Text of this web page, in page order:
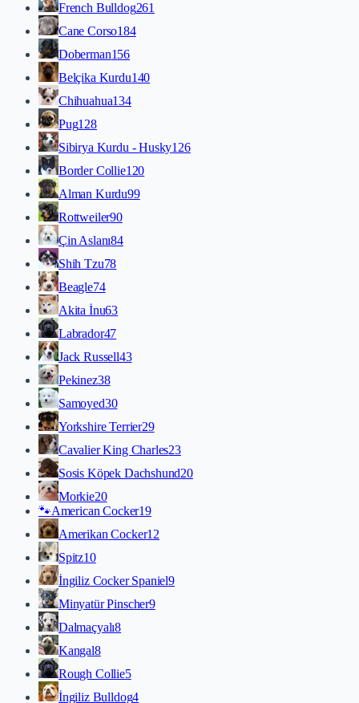
French Bulldog261
Cane Corso184
Doberman156
Belçika Kurdu140
Chihuahua134
Pug128
Sibirya Kurdu - Husky126
Border Collie120
Alman Kurdu99
Rottweiler90
Çin Aslanı84
Shih Tzu78
Beagle74
Akita İnu63
Labrador47
Jack Russell43
Pekinez38
Samoyed30
Yorkshire Terrier29
Cavalier King Charles23
Sosis Köpek Dachshund20
Morkie20
🐾American Cocker19
Amerikan Cocker12
Spitz10
İngiliz Cocker Spaniel9
Minyatür Pinscher9
Dalmaçyalı8
Kangal8
Rough Collie5
İngiliz Bulldog4